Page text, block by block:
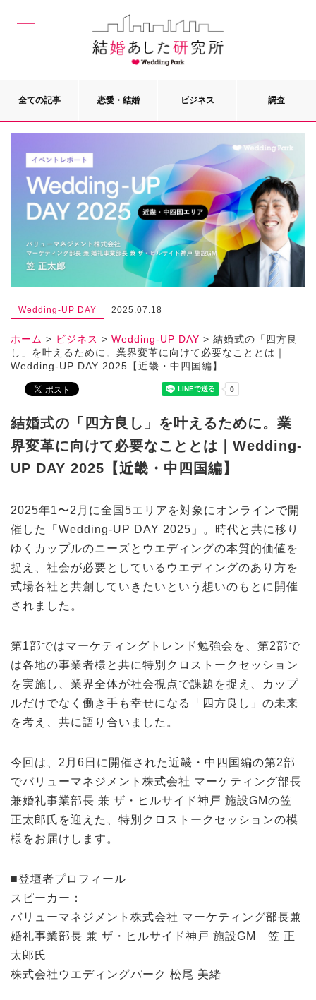
全ての記事 恋愛・結婚 ビジネス 調査
Wedding-UP DAY 2025.07.18
ホーム > ビジネス > Wedding-UP DAY > 結婚式の「四方良
し」を叶えるために。業界変革に向けて必要なこととは｜
Wedding-UP DAY 2025【近畿・中四国編】
結婚式の「四方良し」を叶えるために。業
界変革に向けて必要なこととは｜Wedding-
UP DAY 2025【近畿・中四国編】
2025年1〜2月に全国5エリアを対象にオンラインで開
催した「Wedding-UP DAY 2025」。時代と共に移り
ゆくカップルのニーズとウエディングの本質的価値を
捉え、社会が必要としているウエディングのあり方を
式場各社と共創していきたいという想いのもとに開催
されました。
第1部ではマーケティングトレンド勉強会を、第2部で
は各地の事業者様と共に特別クロストークセッション
を実施し、業界全体が社会視点で課題を捉え、カップ
ルだけでなく働き手も幸せになる「四方良し」の未来
を考え、共に語り合いました。
今回は、2月6日に開催された近畿・中四国編の第2部
でバリューマネジメント株式会社 マーケティング部長
兼婚礼事業部長 兼 ザ・ヒルサイド神戸 施設GMの笠
正太郎氏を迎えた、特別クロストークセッションの模
様をお届けします。
■登壇者プロフィール
スピーカー：
バリューマネジメント株式会社 マーケティング部長兼
婚礼事業部長 兼 ザ・ヒルサイド神戸 施設GM 笠 正
太郎氏
株式会社ウエディングパーク 松尾 美緒